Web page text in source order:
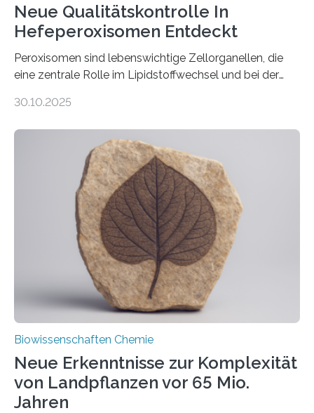
Neue Qualitätskontrolle In
Hefeperoxisomen Entdeckt
Peroxisomen sind lebenswichtige Zellorganellen, die
eine zentrale Rolle im Lipidstoffwechsel und bei der
erfüllen können, müssen zahlreiche Enzyme präzise in
der Ruhr-Universität Bochum um Prof. Dr. Ralf Erdmann
und Dr. Ismaila Francis Yusuf hat nun einen bislang
unbekannten Qualitätskontrollmechanismus des
peroxisomalen Proteintransports in der Bäckerhefe
Saccharomyces cerevisiae entdeckt, der für die
Funktionsfähigkeit der Organellen entscheidend ist. Die
Studie wurde am 28. Oktober 2025 in der
Fachzeitschrift…
30.10.2025
Biowissenschaften Chemie
Neue Erkenntnisse zur Komplexität
von Landpflanzen vor 65 Mio.
Jahren